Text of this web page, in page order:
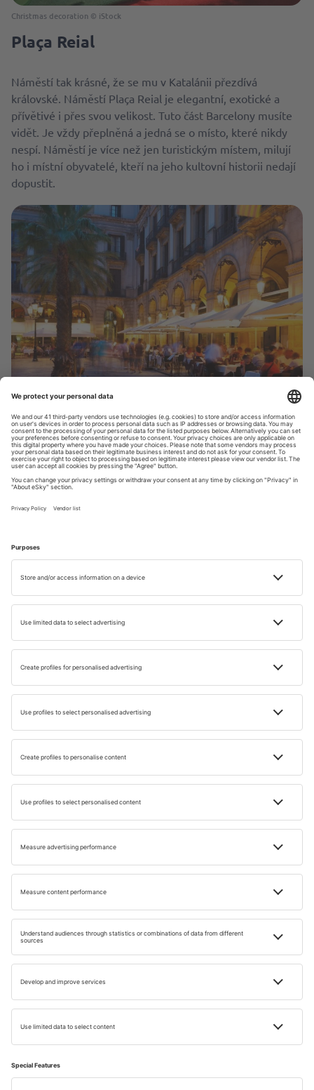
Christmas decoration © iStock
Plaça Reial
Náměstí tak krásné, že se mu v Katalánii přezdívá
královské. Náměstí Plaça Reial je elegantní, exotické a
přívětivé i přes svou velikost. Tuto část Barcelony musíte
vidět. Je vždy přeplněná a jedná se o místo, které nikdy
nespí. Náměstí je více než jen turistickým místem, milují
ho i místní obyvatelé, kteří na jeho kultovní historii nedají
dopustit.
Plaça Reial © iStock
Fontána, palmy a lucerny na Plaça Reial jsou nádherné a
budou vypadat skvěle na každé fotografii. Najdete zde
dvě dekorativní pouliční lampy, které patří mezi vůbec
místa spojená s tímto slavným umělcem patří La Sagrada
Güell a Casa Mila. Pozorně se rozhlédněte, protože stopy
tohoto ikonického katalánského umělce lze v Barceloně
najít téměř na každém kroku.
Letenky do Barcelony
Hotely v Barceloně
FAQ
Které místo v Barceloně nabízí skutečně
velkolepé 360° panorama města?
Co můžete obdivovat v La Boqueria na Las
Ramblas?
Co je nejlepší navštívit během dne v Barceloně?